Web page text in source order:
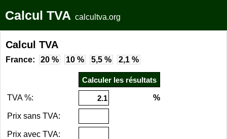
Calcul TVA calcultva.org
Calcul TVA
France: 20 % 10 % 5,5 % 2,1 %
TVA %: %
Prix sans TVA:
Prix avec TVA: